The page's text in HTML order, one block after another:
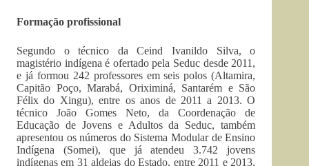
Formação profissional
Segundo o técnico da Ceind Ivanildo Silva, o
magistério indígena é ofertado pela Seduc desde 2011,
e já formou 242 professores em seis polos (Altamira,
Capitão Poço, Marabá, Oriximiná, Santarém e São
Félix do Xingu), entre os anos de 2011 a 2013. O
técnico João Gomes Neto, da Coordenação de
Educação de Jovens e Adultos da Seduc, também
apresentou os números do Sistema Modular de Ensino
Indígena (Somei), que já atendeu 3.742 jovens
indígenas em 31 aldeias do Estado, entre 2011 e 2013.